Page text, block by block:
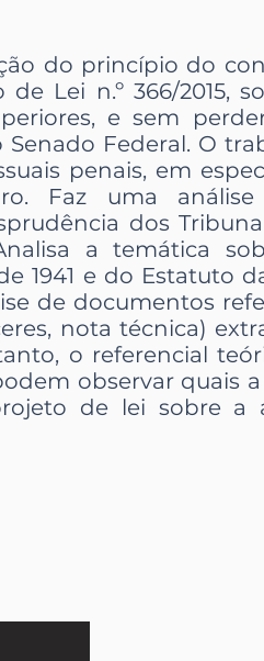
do princípio do
Lei n.º 366/2015,
e sem
Federal. O
penais, em
Faz uma
dos
a temática
1941 e do Estatuto
de documentos
nota técnica)
o referencial
observar quais
de lei sobre a